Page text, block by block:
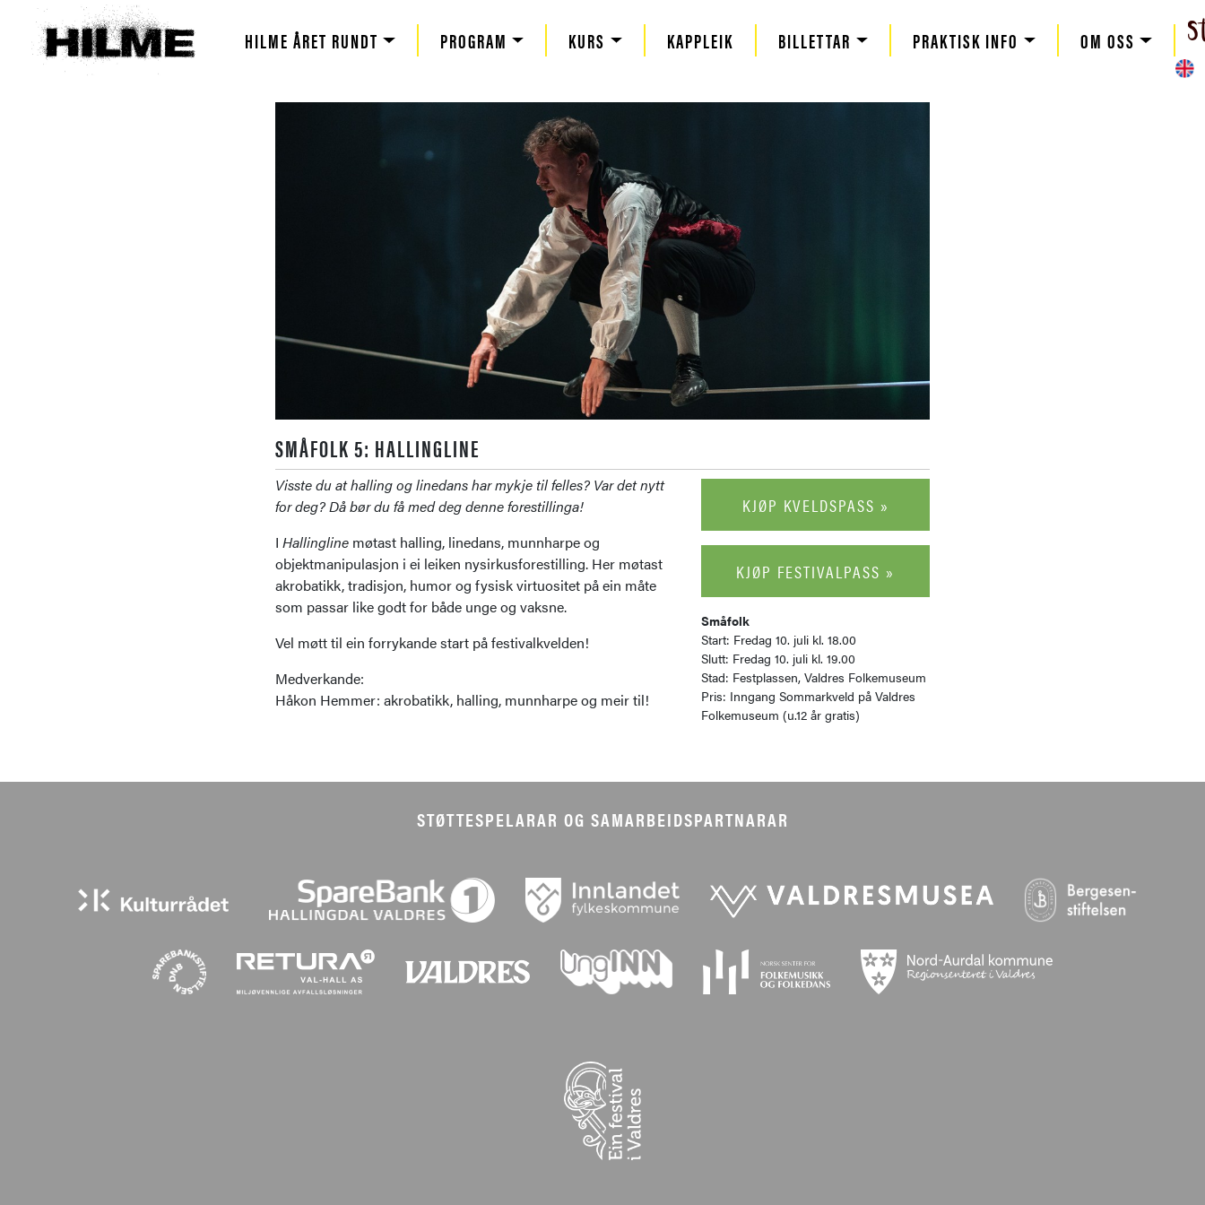
HILME ÅRET RUNDT PROGRAM KURS KAPPLEIK BILLETTAR PRAKTISK INFO OM OSS
SMÅFOLK 5: HALLINGLINE
Visste du at halling og linedans har mykje til felles? Var det nytt
for deg? Då bør du få med deg denne forestillinga!
I Hallingline møtast halling, linedans, munnharpe og
objektmanipulasjon i ei leiken nysirkusforestilling. Her møtast
akrobatikk, tradisjon, humor og fysisk virtuositet på ein måte
som passar like godt for både unge og vaksne.
Vel møtt til ein forrykande start på festivalkvelden!
Medverkande:
Håkon Hemmer: akrobatikk, halling, munnharpe og meir til!
KJØP KVELDSPASS »
KJØP FESTIVALPASS »
Småfolk
Start: Fredag 10. juli kl. 18.00
Slutt: Fredag 10. juli kl. 19.00
Stad: Festplassen, Valdres Folkemuseum
Pris: Inngang Sommarkveld på Valdres
Folkemuseum (u.12 år gratis)
STØTTESPELARAR OG SAMARBEIDSPARTNARAR